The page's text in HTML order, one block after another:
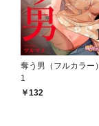
奪う男（フルカラー）
1
132